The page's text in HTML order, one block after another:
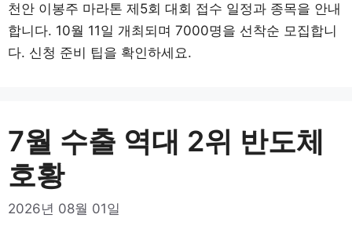
천안 이봉주 마라톤 제5회 대회 접수 일정과 종목을 안내
합니다. 10월 11일 개최되며 7000명을 선착순 모집합니
다. 신청 준비 팁을 확인하세요.
7월 수출 역대 2위 반도체
호황
2026년 08월 01일